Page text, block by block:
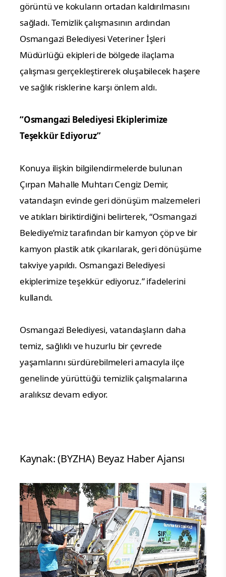
görüntü ve kokuların ortadan kaldırılmasını
sağladı. Temizlik çalışmasının ardından
Osmangazi Belediyesi Veteriner İşleri
Müdürlüğü ekipleri de bölgede ilaçlama
çalışması gerçekleştirerek oluşabilecek haşere
ve sağlık risklerine karşı önlem aldı.
“Osmangazi Belediyesi Ekiplerimize
Teşekkür Ediyoruz”
Konuya ilişkin bilgilendirmelerde bulunan
Çırpan Mahalle Muhtarı Cengiz Demir,
vatandaşın evinde geri dönüşüm malzemeleri
ve atıkları biriktirdiğini belirterek, “Osmangazi
Belediye’miz tarafından bir kamyon çöp ve bir
kamyon plastik atık çıkarılarak, geri dönüşüme
takviye yapıldı. Osmangazi Belediyesi
ekiplerimize teşekkür ediyoruz.” ifadelerini
kullandı.
Osmangazi Belediyesi, vatandaşların daha
temiz, sağlıklı ve huzurlu bir çevrede
yaşamlarını sürdürebilmeleri amacıyla ilçe
genelinde yürüttüğü temizlik çalışmalarına
aralıksız devam ediyor.
Kaynak: (BYZHA) Beyaz Haber Ajansı